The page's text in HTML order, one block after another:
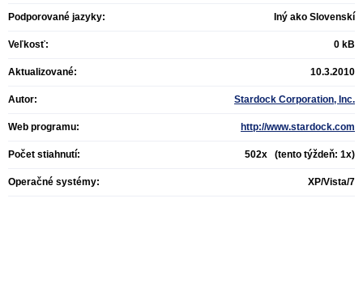
Podporované jazyky: Iný ako Slovenskí
Veľkosť: 0 kB
Aktualizované: 10.3.2010
Autor: Stardock Corporation, Inc.
Web programu: http://www.stardock.com
Počet stiahnutí: 502x (tento týždeň: 1x)
Operačné systémy: XP/Vista/7